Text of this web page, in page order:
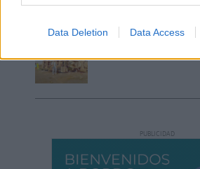
Data Deletion Data Access
en Fuerteventura
PUBLICIDAD